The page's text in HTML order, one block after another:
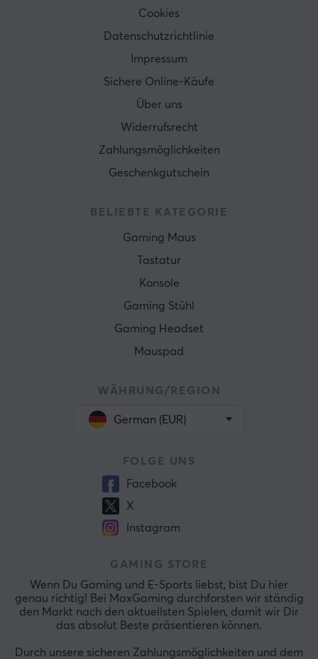
Cookies
Datenschutzrichtlinie
Impressum
Sichere Online-Käufe
Über uns
Widerrufsrecht
Zahlungsmöglichkeiten
Geschenkgutschein
BELIEBTE KATEGORIE
Gaming Maus
Tastatur
Konsole
Gaming Stühl
Gaming Headset
Mauspad
WÄHRUNG/REGION
German (EUR)
FOLGE UNS
Facebook
X
Instagram
GAMING STORE
Wenn Du Gaming und E-Sports liebst, bist Du hier
genau richtig! Bei MaxGaming durchforsten wir ständig
den Markt nach den aktuellsten Spielen, damit wir Dir
das absolut Beste präsentieren können.
Durch unsere sicheren Zahlungsmöglichkeiten und dem